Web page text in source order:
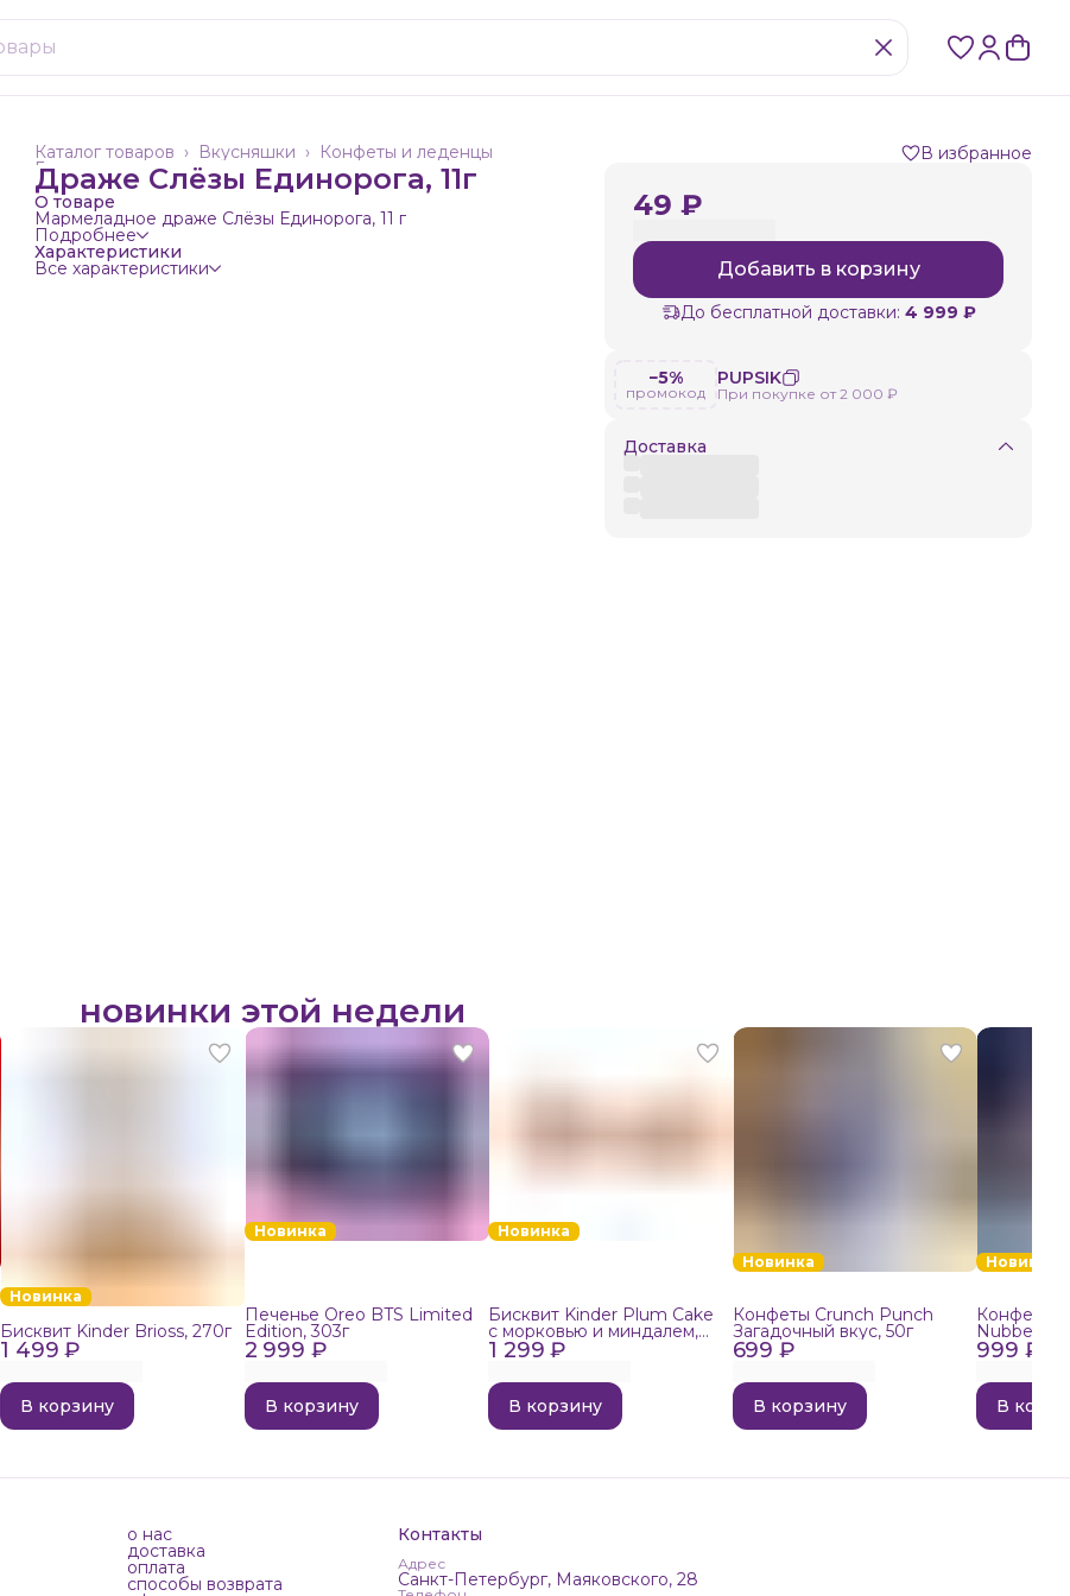
Конфеты и леденцы
Вкусняшки ›
Каталог товаров ›
Главная ›
Драже Слёзы Единорога, 11г
О товаре
Мармеладное драже Слёзы Единорога, 11 г
Подробнее
Характеристики
Все характеристики
В избранное
49 ₽
Добавить в корзину
До бесплатной доставки: 4 999 ₽
−5%
промокод
PUPSIK
При покупке от 2 000 ₽
Доставка
новинки этой недели
Новинка
1 499 ₽
Бисквит Kinder Brioss, 270г
В корзину
Новинка
2 999 ₽
Печенье Oreo BTS Limited
Edition, 303г
В корзину
Новинка
1 299 ₽
Бисквит Kinder Plum Cake
с морковью и миндалем,
192г
В корзину
Новинка
699 ₽
Конфеты Crunch Punch
Загадочный вкус, 50г
В корзину
Новинка
999 ₽
Конфеты
Nubbee
В
о нас
доставка
оплата
способы возврата
Контакты
Адрес
Санкт-Петербург, Маяковского, 28